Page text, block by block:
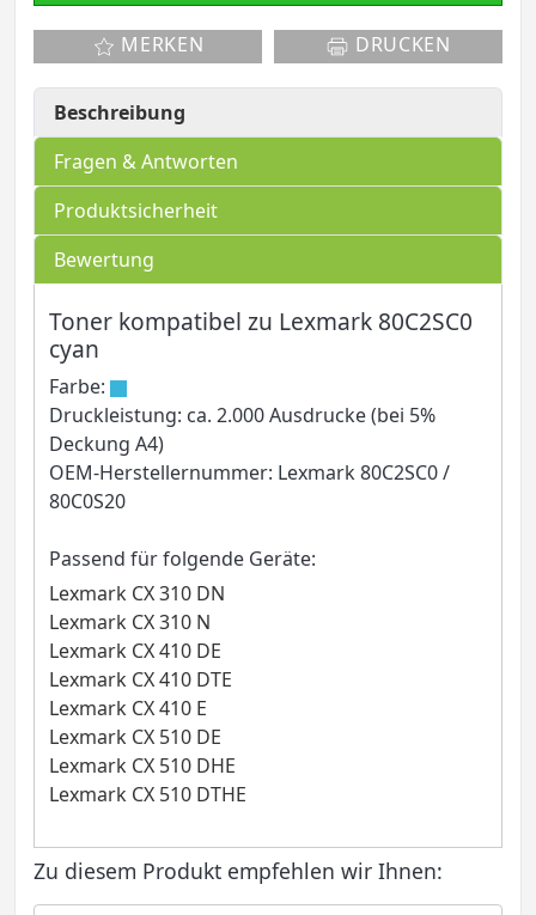
MERKEN DRUCKEN
Beschreibung
Fragen & Antworten
Produktsicherheit
Bewertung
Toner kompatibel zu Lexmark 80C2SC0
cyan
Farbe:
Druckleistung: ca. 2.000 Ausdrucke (bei 5%
Deckung A4)
OEM-Herstellernummer: Lexmark 80C2SC0 /
80C0S20
Passend für folgende Geräte:
Lexmark CX 310 DN
Lexmark CX 310 N
Lexmark CX 410 DE
Lexmark CX 410 DTE
Lexmark CX 410 E
Lexmark CX 510 DE
Lexmark CX 510 DHE
Lexmark CX 510 DTHE
Zu diesem Produkt empfehlen wir Ihnen: